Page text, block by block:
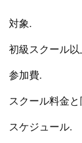
対象.
初級スクール以
参加費.
スクール料金と
スケジュール.